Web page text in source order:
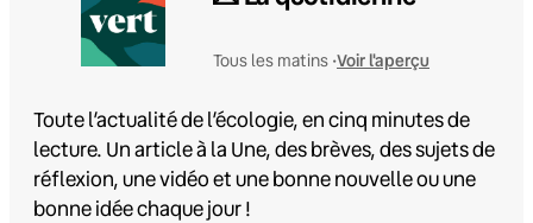
Tous les matins •Voir l'aperçu
Toute l’actualité de l’écologie, en cinq minutes de
lecture. Un article à la Une, des brèves, des sujets de
réflexion, une vidéo et une bonne nouvelle ou une
bonne idée chaque jour !